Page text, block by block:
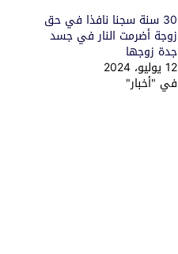
30 سنة سجنا نافذا في حق
زوجة أضرمت النار في جسد
جدة زوجها
12 يوليو، 2024
في "أخبار"